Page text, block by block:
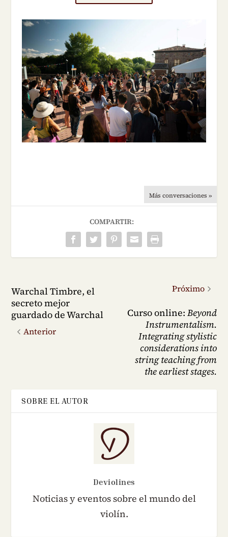
Más conversaciones »
COMPARTIR:
Warchal Timbre, el
secreto mejor
guardado de Warchal
Anterior
Próximo
Curso online: Beyond
Instrumentalism.
Integrating stylistic
considerations into
string teaching from
the earliest stages.
SOBRE EL AUTOR
Deviolines
Noticias y eventos sobre el mundo del
violín.